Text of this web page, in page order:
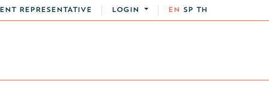
REPRESENTATIVE LOGIN EN SP TH